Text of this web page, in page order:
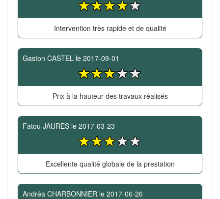
Intervention très rapide et de qualité
Gaston CASTEL le 2017-09-01
Prix à la hauteur des travaux réalisés
Fatou JAURES le 2017-03-23
Excellente qualité globale de la prestation
Andréa CHARBONNIER le 2017-06-26